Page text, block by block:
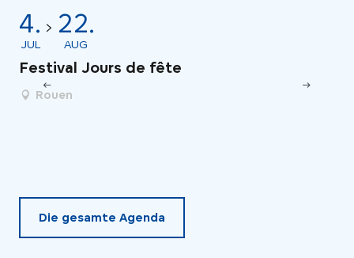
4.
JUL
22.
AUG
Festival Jours de fête
Rouen
Die gesamte Agenda